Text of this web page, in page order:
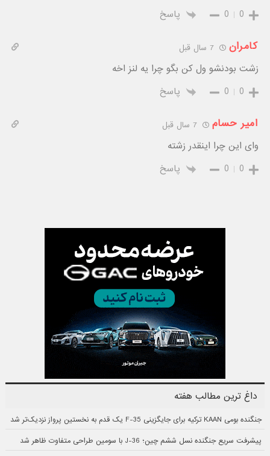
0
0 پاسخ
کامران 7 سال قبل
زشت بودنشو ول کن بگو چرا یه لنز اخه
0
0 پاسخ
امیر حسام 7 سال قبل
وای این چرا اینقدر زشته
0
0 پاسخ
داغ ترین مطالب هفته
جنگنده بومی KAAN ترکیه برای جایگزینی F-35 یک قدم به نخستین پرواز نزدیک‌تر شد
پیشرفت سریع جنگنده نسل ششم چین؛ J-36 با سومین طراحی متفاوت ظاهر شد